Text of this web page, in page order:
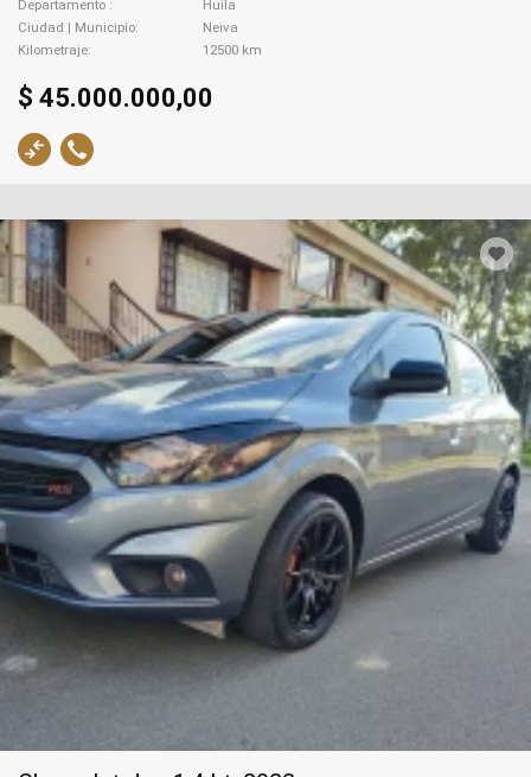
Departamento
Huila
Ciudad | Municipio
Neiva
Kilometraje
12500 km
$ 45.000.000,00